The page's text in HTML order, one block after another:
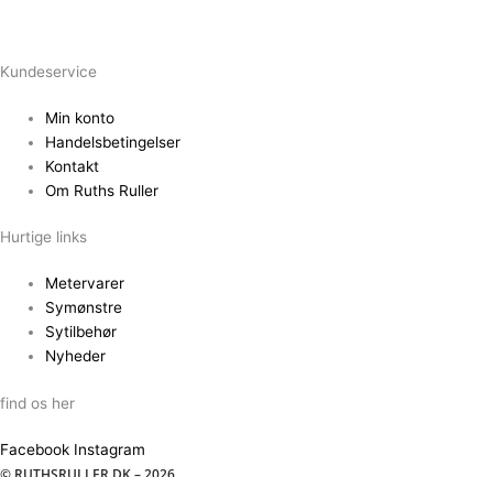
Kundeservice
Min konto
Handelsbetingelser
Kontakt
Om Ruths Ruller
Hurtige links
Metervarer
Symønstre
Sytilbehør
Nyheder
find os her
Facebook Instagram